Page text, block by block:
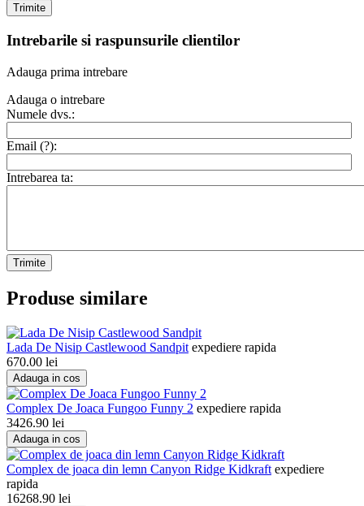
Trimite
Intrebarile si raspunsurile clientilor
Adauga prima intrebare
Adauga o intrebare
Numele dvs.:
Email (?):
Intrebarea ta:
Trimite
Produse similare
Lada De Nisip Castlewood Sandpit expediere rapida
670.00 lei
Adauga in cos
Complex De Joaca Fungoo Funny 2 expediere rapida
3426.90 lei
Adauga in cos
Complex de joaca din lemn Canyon Ridge Kidkraft expediere
rapida
16268.90 lei